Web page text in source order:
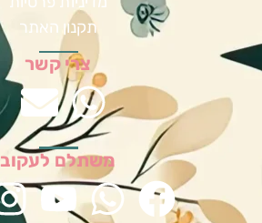
תקנון האתר
צרי קשר
משתלם לעקוב